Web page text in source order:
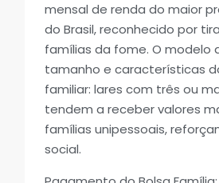
mensal de renda do maior
do Brasil, reconhecido por
famílias da fome. O modelo
tamanho e características
familiar: lares com três ou
tendem a receber valores
famílias unipessoais,
social.